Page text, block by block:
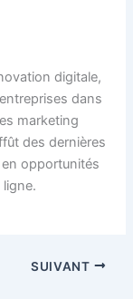
digitale,
dans
marketing
des dernières
opportunités
SUIVANT